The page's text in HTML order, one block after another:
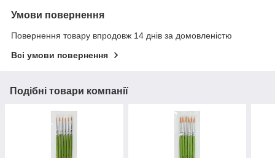
Умови повернення
Повернення товару впродовж 14 днів за домовленістю
Всі умови повернення
Подібні товари компанії